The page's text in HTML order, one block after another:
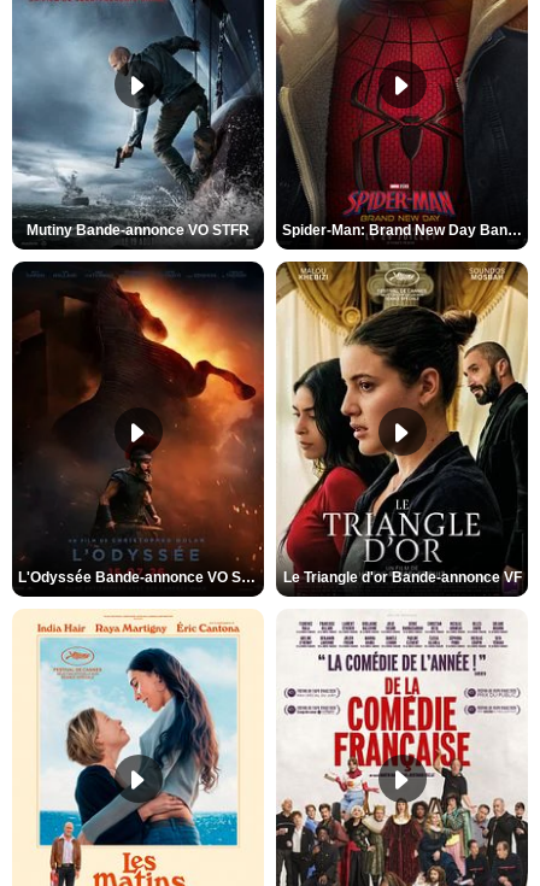
Mutiny Bande-annonce VO STFR Spider-Man: Brand New Day Bande-annonce VO STFR
L'Odyssée Bande-annonce VO STFR Le Triangle d'or Bande-annonce VF